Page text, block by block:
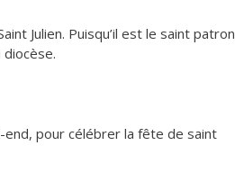
Julien. Puisqu’il est le saint patron
pour célébrer la fête de saint